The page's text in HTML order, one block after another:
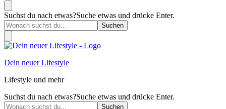
Suchst du nach etwas?Suche etwas und drücke Enter.
Dein neuer Lifestyle
Lifestyle und mehr
Suchst du nach etwas?Suche etwas und drücke Enter.